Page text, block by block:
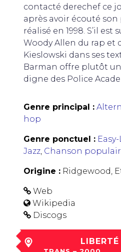
contacté derechef ce
après avoir écouté
réalisé en 1998. S’il est
Woody Allen du rap et
Kieslowski dans ses
Barman offre plutôt
digne des Police
Genre principal :
hop
Genre ponctuel :
Jazz, Chanson
Origine : Ridgewood,
Web
Wikipedia
Discogs